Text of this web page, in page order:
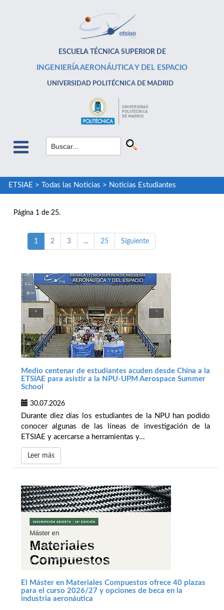
ESCUELA TÉCNICA SUPERIOR DE
INGENIERÍA AERONÁUTICA Y DEL ESPACIO
UNIVERSIDAD POLITÉCNICA DE MADRID
ETSIAE > Todas las Noticias > Noticias Estudiantes
Página 1 de 25.
1 2 3 ... 25 Siguiente
Medio centenar de estudiantes acuden desde China a la
ETSIAE para asistir a la NPU-UPM Aerospace Summer
School
30.07.2026
Durante diez días los estudiantes de la NPU han podido
conocer algunas de las líneas de investigación de la
ETSIAE y acercarse a herramientas y...
Leer más
El Máster en Materiales Compuestos ofrece 40 plazas
para el curso 2026/27 y opciones de beca en la
industria aeronáutica